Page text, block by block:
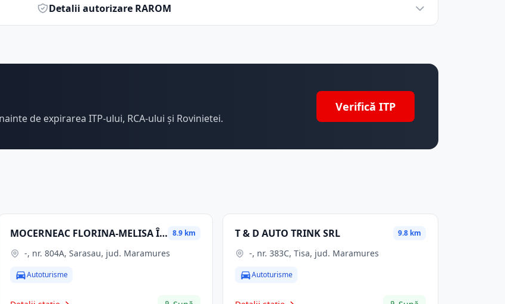
Detalii autorizare RAROM
de expirarea ITP-ului, RCA-ului și Rovinietei.
Verifică ITP
MOCERNEAC FLORINA-MELISA ÎNTREPRINDERE INDIVIDUALĂ 8.9 km
-, nr. 804A, Sarasau, jud. Maramures
Autoturisme
T & D AUTO TRINK SRL 9.8 km
-, nr. 383C, Tisa, jud. Maramures
Autoturisme